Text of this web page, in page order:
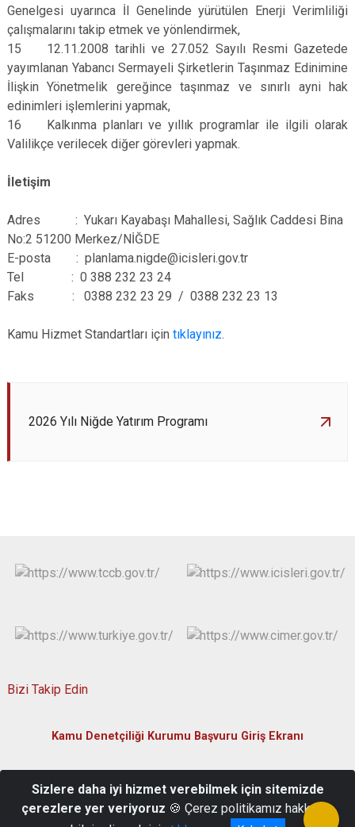
Genelgesi uyarınca İl Genelinde yürütülen Enerji Verimliliği
çalışmalarını takip etmek ve yönlendirmek,
15 12.11.2008 tarihli ve 27.052 Sayılı Resmi Gazetede
yayımlanan Yabancı Sermayeli Şirketlerin Taşınmaz Edinimine
İlişkin Yönetmelik gereğince taşınmaz ve sınırlı ayni hak
edinimleri işlemlerini yapmak,
16 Kalkınma planları ve yıllık programlar ile ilgili olarak
Valilikçe verilecek diğer görevleri yapmak.
İletişim
Adres : Yukarı Kayabaşı Mahallesi, Sağlık Caddesi Bina
No:2 51200 Merkez/NİĞDE
E-posta : planlama.nigde@icisleri.gov.tr
Tel : 0 388 232 23 24
Faks : 0388 232 23 29 / 0388 232 23 13
Kamu Hizmet Standartları için tıklayınız.
2026 Yılı Niğde Yatırım Programı
Bizi Takip Edin
Kamu Denetçiliği Kurumu Başvuru Giriş Ekranı
Merkez/Niğde
(0388) 232 51 51
Sizlere daha iyi hizmet verebilmek için sitemizde
çerezlere yer veriyoruz 🍪 Çerez politikamız hakkında